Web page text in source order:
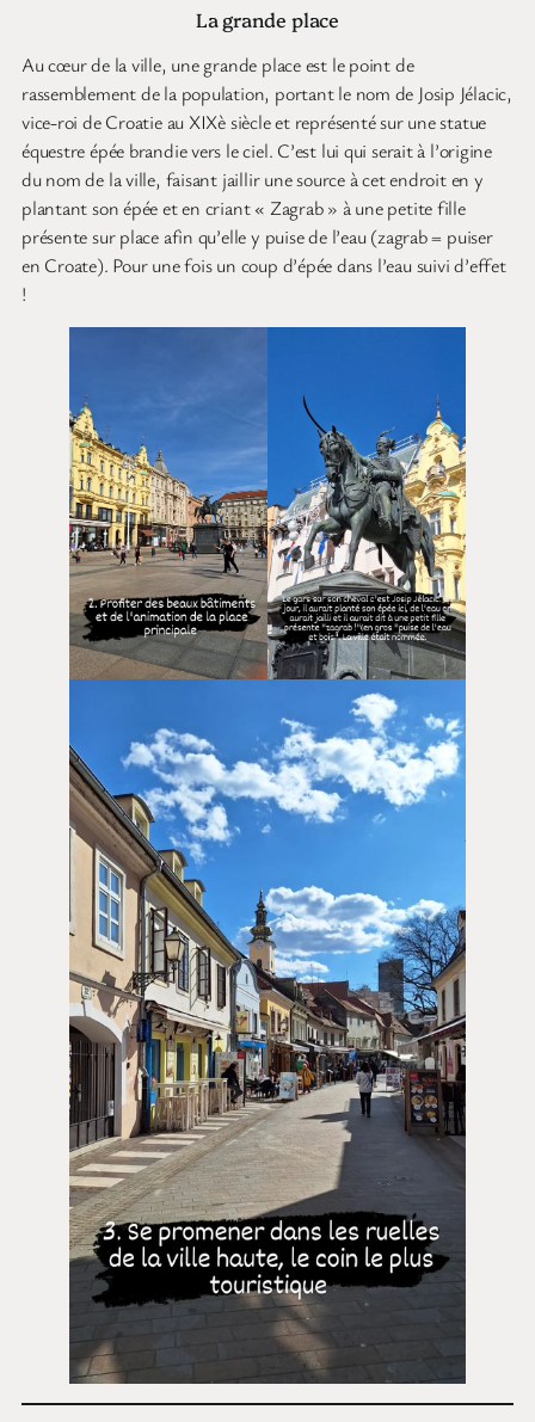
La grande place
Au cœur de la ville, une grande place est le point de
rassemblement de la population, portant le nom de Josip Jélacic,
vice-roi de Croatie au XIXè siècle et représenté sur une statue
équestre épée brandie vers le ciel. C’est lui qui serait à l’origine
du nom de la ville, faisant jaillir une source à cet endroit en y
plantant son épée et en criant « Zagrab » à une petite fille
présente sur place afin qu’elle y puise de l’eau (zagrab = puiser
en Croate). Pour une fois un coup d’épée dans l’eau suivi d’effet
!